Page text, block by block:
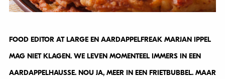
FOOD EDITOR AT LARGE EN AARDAPPELFREAK MARJAN IPPEL
MAG NIET KLAGEN. WE LEVEN MOMENTEEL IMMERS IN EEN
AARDAPPELHAUSSE. NOU JA, MEER IN EEN FRIETBUBBEL. MAAR